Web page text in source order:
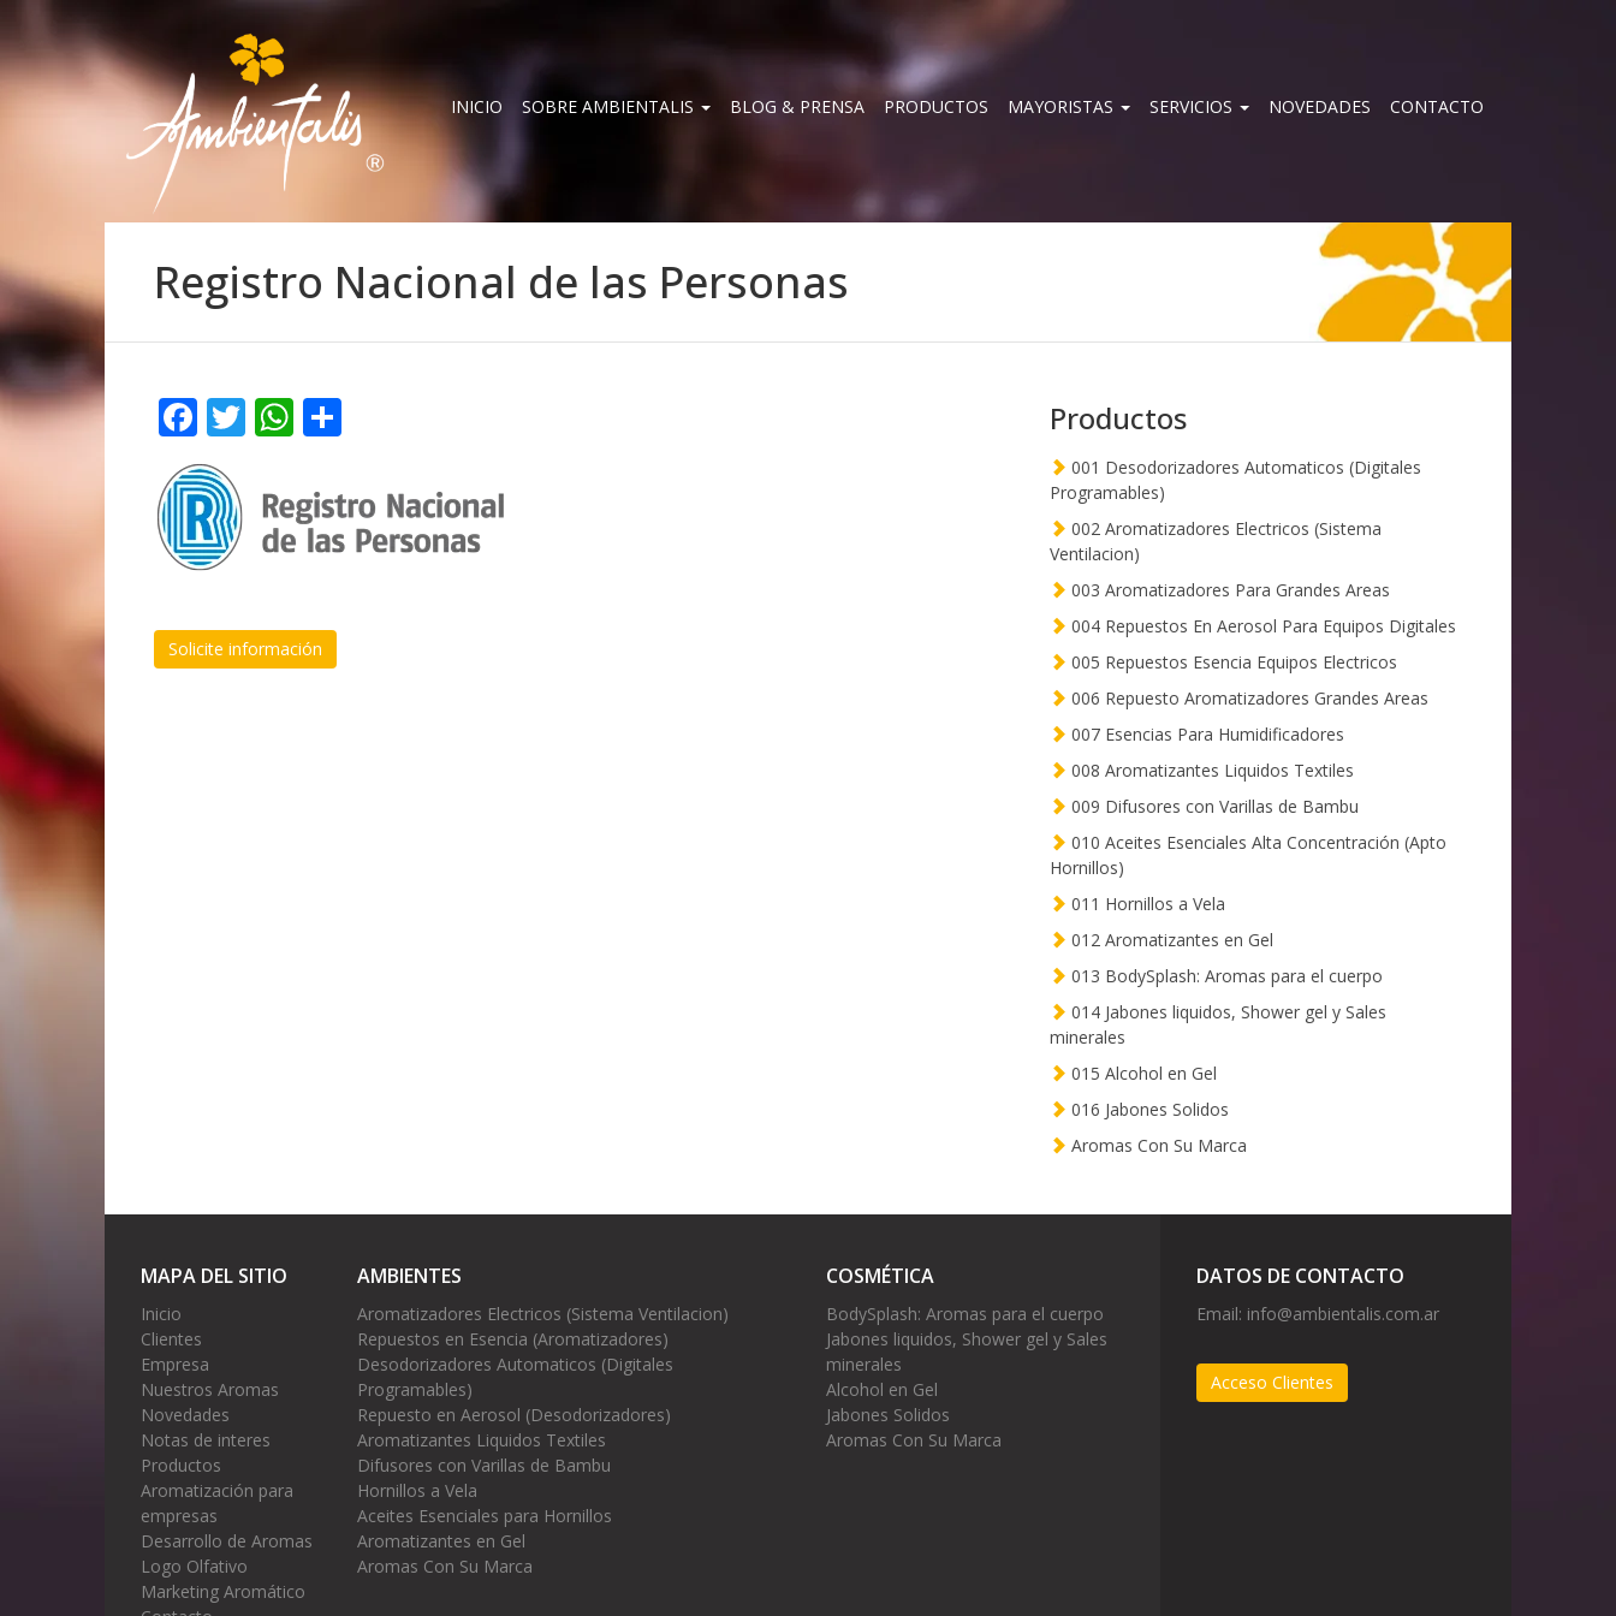
INICIO SOBRE AMBIENTALIS BLOG & PRENSA PRODUCTOS MAYORISTAS SERVICIOS NOVEDADES CONTACTO
Registro Nacional de las Personas
Facebook
TwitterWhatsApp
Solicite información
Productos
001 Desodorizadores Automaticos (Digitales
Programables)
002 Aromatizadores Electricos (Sistema
Ventilacion)
003 Aromatizadores Para Grandes Areas
004 Repuestos En Aerosol Para Equipos Digitales
005 Repuestos Esencia Equipos Electricos
006 Repuesto Aromatizadores Grandes Areas
007 Esencias Para Humidificadores
008 Aromatizantes Liquidos Textiles
009 Difusores con Varillas de Bambu
010 Aceites Esenciales Alta Concentración (Apto
Hornillos)
011 Hornillos a Vela
012 Aromatizantes en Gel
013 BodySplash: Aromas para el cuerpo
014 Jabones liquidos, Shower gel y Sales
minerales
015 Alcohol en Gel
016 Jabones Solidos
Aromas Con Su Marca
MAPA DEL SITIO
Inicio
Clientes
Empresa
Nuestros Aromas
Novedades
Notas de interes
Productos
Aromatización para
empresas
Desarrollo de Aromas
Logo Olfativo
Marketing Aromático
AMBIENTES
Aromatizadores Electricos (Sistema Ventilacion)
Repuestos en Esencia (Aromatizadores)
Desodorizadores Automaticos (Digitales
Programables)
Repuesto en Aerosol (Desodorizadores)
Aromatizantes Liquidos Textiles
Difusores con Varillas de Bambu
Hornillos a Vela
Aceites Esenciales para Hornillos
Aromatizantes en Gel
Aromas Con Su Marca
COSMÉTICA
BodySplash: Aromas para el cuerpo
Jabones liquidos, Shower gel y Sales
minerales
Alcohol en Gel
Jabones Solidos
Aromas Con Su Marca
DATOS DE CONTACTO
Email: info@ambientalis.com.ar
Acceso Clientes